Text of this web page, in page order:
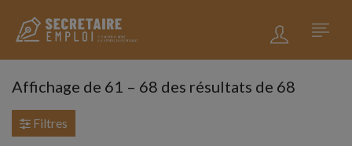
Affichage de 61 – 68 des résultats de 68
Filtres